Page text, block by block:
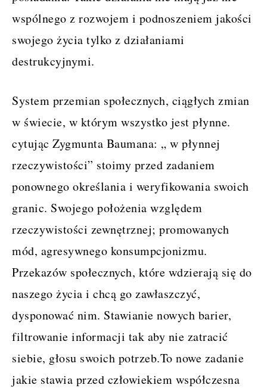
wspólnego z rozwojem i podnoszeniem jakości
swojego życia tylko z działaniami
destrukcyjnymi.
System przemian społecznych, ciągłych zmian
w świecie, w którym wszystko jest płynne.
cytując Zygmunta Baumana: „ w płynnej
rzeczywistości” stoimy przed zadaniem
ponownego określania i weryfikowania swoich
granic. Swojego położenia względem
rzeczywistości zewnętrznej; promowanych
mód, agresywnego konsumpcjonizmu.
Przekazów społecznych, które wdzierają się do
naszego życia i chcą go zawłaszczyć,
dysponować nim. Stawianie nowych barier,
filtrowanie informacji tak aby nie zatracić
siebie, głosu swoich potrzeb.To nowe zadanie
jakie stawia przed człowiekiem współczesna